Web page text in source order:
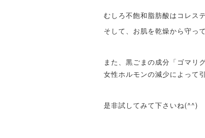
むしろ不飽和脂肪酸はコレス
そして、お肌を乾燥から守っ
また、黒ごまの成分「ゴマリ
女性ホルモンの減少によって
是非試してみて下さいね(^^)